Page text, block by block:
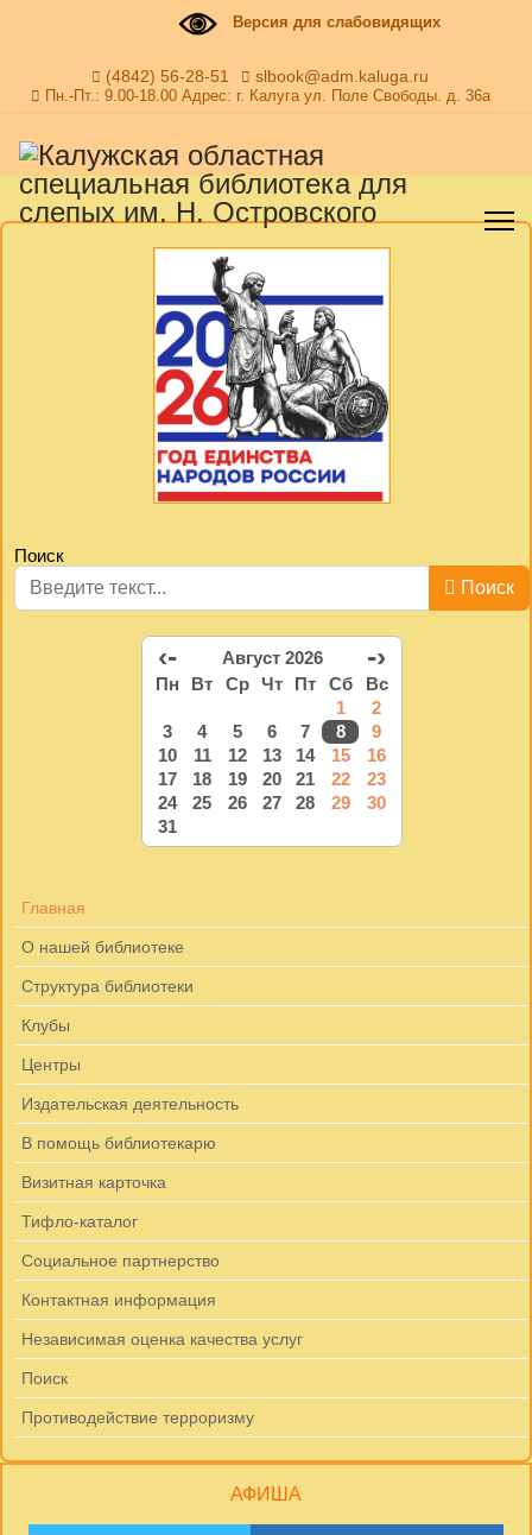
Версия для слабовидящих
(4842) 56-28-51 slbook@adm.kaluga.ru
Пн.-Пт.: 9.00-18.00 Адрес: г. Калуга ул. Поле Свободы. д. 36а
Поиск
Поиск
‹- Август 2026 -›
Пн Вт Ср Чт Пт Сб
Вс
1
2
3
4 5 6 7 8
9
10
11 12 13 14 15
16
17
18 19 20 21 22
23
24
25 26 27 28 29
30
31
Главная
О нашей библиотеке
Структура библиотеки
Клубы
Центры
Издательская деятельность
В помощь библиотекарю
Визитная карточка
Тифло-каталог
Социальное партнерство
Контактная информация
Независимая оценка качества услуг
Поиск
Противодействие терроризму
АФИША